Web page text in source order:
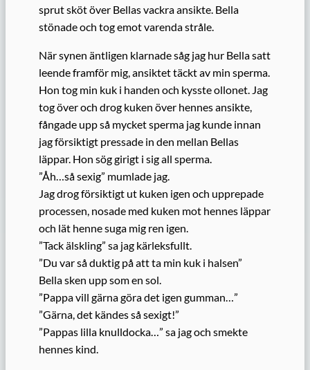
sprut sköt över Bellas vackra ansikte. Bella
stönade och tog emot varenda stråle.
När synen äntligen klarnade såg jag hur Bella satt
leende framför mig, ansiktet täckt av min sperma.
Hon tog min kuk i handen och kysste ollonet. Jag
tog över och drog kuken över hennes ansikte,
fångade upp så mycket sperma jag kunde innan
jag försiktigt pressade in den mellan Bellas
läppar. Hon sög girigt i sig all sperma.
”Åh…så sexig” mumlade jag.
Jag drog försiktigt ut kuken igen och upprepade
processen, nosade med kuken mot hennes läppar
och lät henne suga mig ren igen.
”Tack älskling” sa jag kärleksfullt.
”Du var så duktig på att ta min kuk i halsen”
Bella sken upp som en sol.
”Pappa vill gärna göra det igen gumman…”
”Gärna, det kändes så sexigt!”
”Pappas lilla knulldocka…” sa jag och smekte
hennes kind.